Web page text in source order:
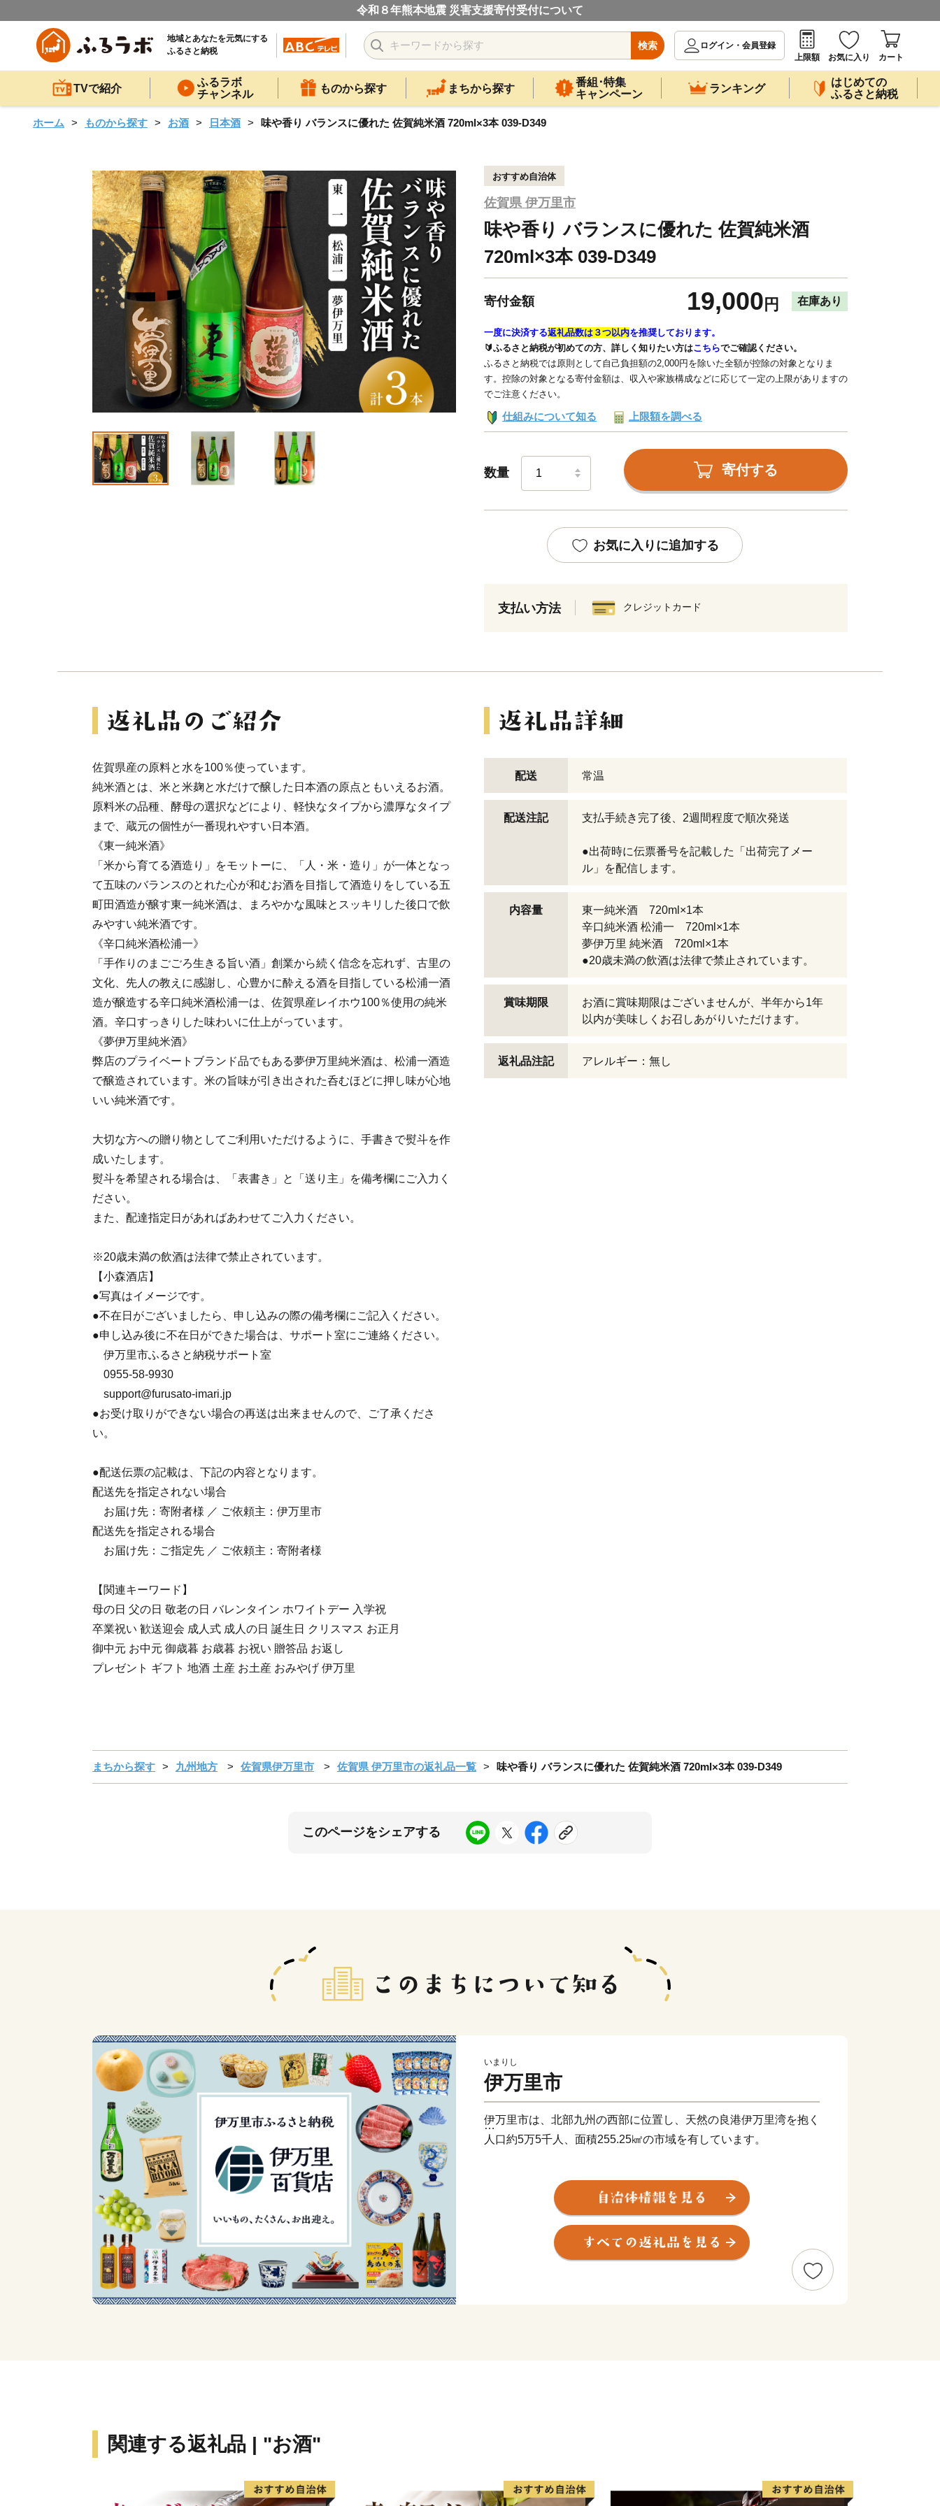
令和８年熊本地震 災害支援寄付受付について
地域とあなたを元気にする
ふるさと納税
検索
ログイン・会員登録
上限額
お気に入り カート
TVで紹介
ふるラボ
チャンネル
ものから探す まちから探す
番組･特集
キャンペーン
ランキング
はじめての
ふるさと納税
ホーム ものから探す お酒 日本酒 味や香り バランスに優れた 佐賀純米酒 720ml×3本 039-D349
おすすめ自治体
佐賀県 伊万里市
味や香り バランスに優れた 佐賀純米酒
720ml×3本 039-D349
寄付金額 19,000 円 在庫あり
一度に決済する返礼品数は３つ以内を推奨しております。
🔰ふるさと納税が初めての方、詳しく知りたい方はこちらでご確認ください。
ふるさと納税では原則として自己負担額の2,000円を除いた全額が控除の対象となりま
す。控除の対象となる寄付金額は、収入や家族構成などに応じて一定の上限がありますの
でご注意ください。
仕組みについて知る 上限額を調べる
数量 寄付する
お気に入りに追加する
支払い方法 クレジットカード
佐賀県産の原料と水を100％使っています。
純米酒とは、米と米麹と水だけで醸した日本酒の原点ともいえるお酒。
原料米の品種、酵母の選択などにより、軽快なタイプから濃厚なタイプ
まで、蔵元の個性が一番現れやすい日本酒。
《東一純米酒》
「米から育てる酒造り」をモットーに、「人・米・造り」が一体となっ
て五味のバランスのとれた心が和むお酒を目指して酒造りをしている五
町田酒造が醸す東一純米酒は、まろやかな風味とスッキリした後口で飲
みやすい純米酒です。
《辛口純米酒松浦一》
「手作りのまごごろ生きる旨い酒」創業から続く信念を忘れず、古里の
文化、先人の教えに感謝し、心豊かに酔える酒を目指している松浦一酒
造が醸造する辛口純米酒松浦一は、佐賀県産レイホウ100％使用の純米
酒。辛口すっきりした味わいに仕上がっています。
《夢伊万里純米酒》
弊店のプライベートブランド品でもある夢伊万里純米酒は、松浦一酒造
で醸造されています。米の旨味が引き出された呑むほどに押し味が心地
いい純米酒です。
大切な方への贈り物としてご利用いただけるように、手書きで熨斗を作
成いたします。
熨斗を希望される場合は、「表書き」と「送り主」を備考欄にご入力く
ださい。
また、配達指定日があればあわせてご入力ください。
※20歳未満の飲酒は法律で禁止されています。
【小森酒店】
●写真はイメージです。
●不在日がございましたら、申し込みの際の備考欄にご記入ください。
●申し込み後に不在日ができた場合は、サポート室にご連絡ください。
伊万里市ふるさと納税サポート室
0955-58-9930
support@furusato-imari.jp
●お受け取りができない場合の再送は出来ませんので、ご了承くださ
い。
●配送伝票の記載は、下記の内容となります。
配送先を指定されない場合
お届け先：寄附者様 ／ ご依頼主：伊万里市
配送先を指定される場合
お届け先：ご指定先 ／ ご依頼主：寄附者様
【関連キーワード】
母の日 父の日 敬老の日 バレンタイン ホワイトデー 入学祝
卒業祝い 歓送迎会 成人式 成人の日 誕生日 クリスマス お正月
御中元 お中元 御歳暮 お歳暮 お祝い 贈答品 お返し
プレゼント ギフト 地酒 土産 お土産 おみやげ 伊万里
配送 常温
配送注記 支払手続き完了後、2週間程度で順次発送
●出荷時に伝票番号を記載した「出荷完了メー
ル」を配信します。
内容量
東一純米酒 720ml×1本
辛口純米酒 松浦一 720ml×1本
夢伊万里 純米酒 720ml×1本
●20歳未満の飲酒は法律で禁止されています。
賞味期限
お酒に賞味期限はございませんが、半年から1年
以内が美味しくお召しあがりいただけます。
返礼品注記 アレルギー：無し
まちから探す 九州地方 佐賀県伊万里市 佐賀県 伊万里市の返礼品一覧 味や香り バランスに優れた 佐賀純米酒 720ml×3本 039-D349
このページをシェアする
いまりし
伊万里市
伊万里市は、北部九州の西部に位置し、天然の良港伊万里湾を抱く
人口約5万5千人、面積255.25㎢の市域を有しています。
古伊万里や石炭の積出港として栄え、「古伊万里文化」の香りが漂
う焼き物などを市内の随所で見ることができる風光明媚なまちで
全国的に評判の高い伊万里牛は、肉質はきめ細かで柔らかく、とろ
けるほどの美味しさです。由緒ある枝肉共励会で多くの賞に輝くな
関連する返礼品 | "お酒"